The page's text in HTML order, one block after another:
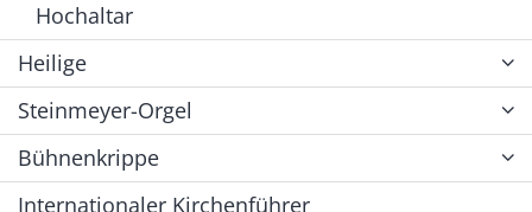
Hochaltar
Heilige
Steinmeyer-Orgel
Bühnenkrippe
Internationaler Kirchenführer